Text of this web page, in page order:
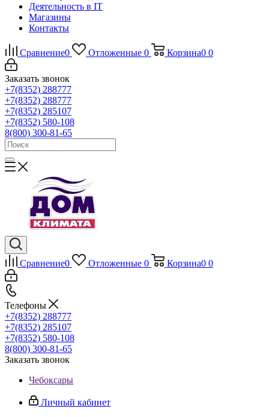
Деятельность в IT
Магазины
Контакты
Сравнение0 Отложенные 0 Корзина0 0
Заказать звонок
+7(8352) 288777
+7(8352) 288777
+7(8352) 285107
+7(8352) 580-108
8(800) 300-81-65
Сравнение0 Отложенные 0 Корзина0 0
Телефоны
+7(8352) 288777
+7(8352) 285107
+7(8352) 580-108
8(800) 300-81-65
Заказать звонок
Чебоксары
Личный кабинет